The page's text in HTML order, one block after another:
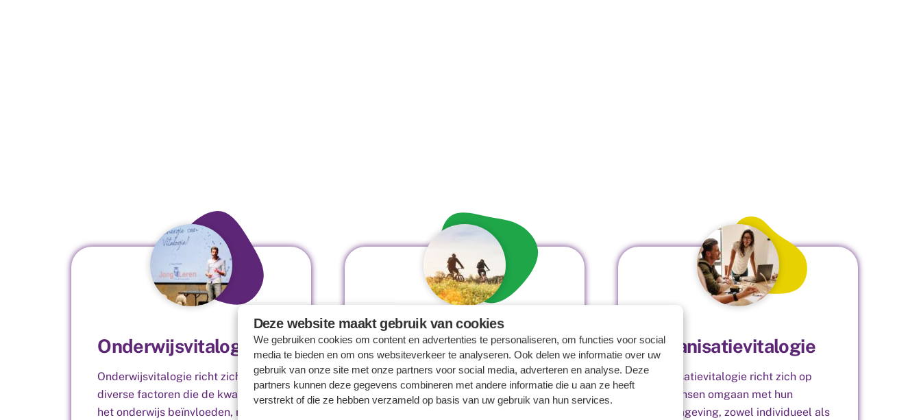
Deze website maakt gebruik van cookies
We gebruiken cookies om content en advertenties te personaliseren, om functies voor social
media te bieden en om ons websiteverkeer te analyseren. Ook delen we informatie over uw
gebruik van onze site met onze partners voor social media, adverteren en analyse. Deze
partners kunnen deze gegevens combineren met andere informatie die u aan ze heeft
verstrekt of die ze hebben verzameld op basis van uw gebruik van hun services.
Onderwijsvitalogie
Onderwijsvitalogie richt zich op de
diverse factoren die de kwaliteit van
het onderwijs beïnvloeden, met als
Sportvitalogie
Sportvitalogie levert een bijdrage
aan optimaal presteren in de sport.
Organisatievitalogie
Organisatievitalogie richt zich op
hoe mensen omgaan met hun
werkomgeving, zowel individueel als